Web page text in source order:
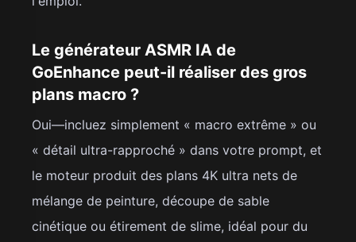
Le générateur ASMR IA de
GoEnhance peut-il réaliser des gros
plans macro ?
Oui—incluez simplement « macro extrême » ou
« détail ultra-rapproché » dans votre prompt, et
le moteur produit des plans 4K ultra nets de
mélange de peinture, découpe de sable
cinétique ou étirement de slime, idéal pour du